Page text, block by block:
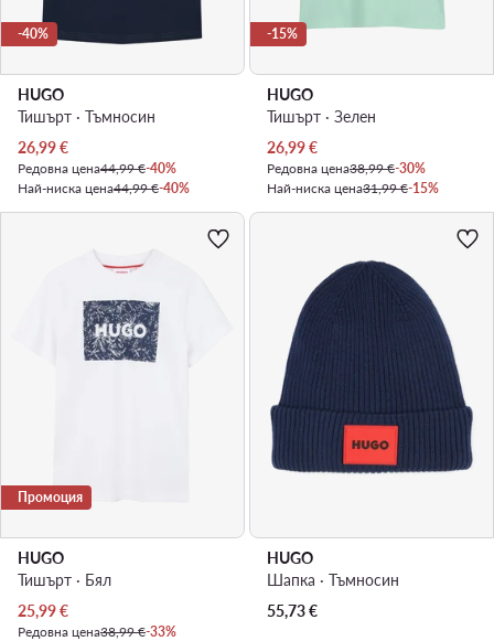
-40%
HUGO
Тишърт · Тъмносин
Актуална цена
26,99€
Редовна цена44,99 €-40%
Най-ниска цена44,99 €-40%
-15%
HUGO
Тишърт · Зелен
Актуална цена
26,99€
Редовна цена38,99 €-30%
Най-ниска цена31,99 €-15%
Промоция
HUGO
Тишърт · Бял
Актуална цена
25,99€
Редовна цена38,99 €-33%
HUGO
Шапка · Тъмносин
55,73€